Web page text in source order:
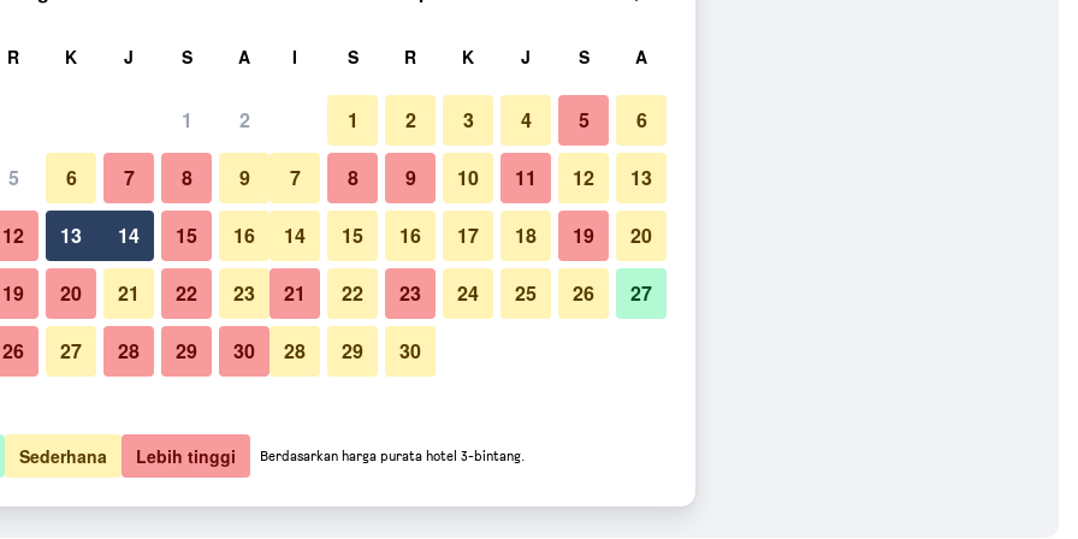
Paparkan Harga
Paparkan Harga
R K J S A
1 2
5 6 7 8 9
12 13 14 15 16
19 20 21 22 23
26 27 28 29 30
I S R K J S A
1 2 3 4 5 6
7 8 9 10 11 12 13
14 15 16 17 18 19 20
21 22 23 24 25 26 27
28 29 30
Sederhana Lebih tinggi Berdasarkan harga purata hotel 3-bintang.